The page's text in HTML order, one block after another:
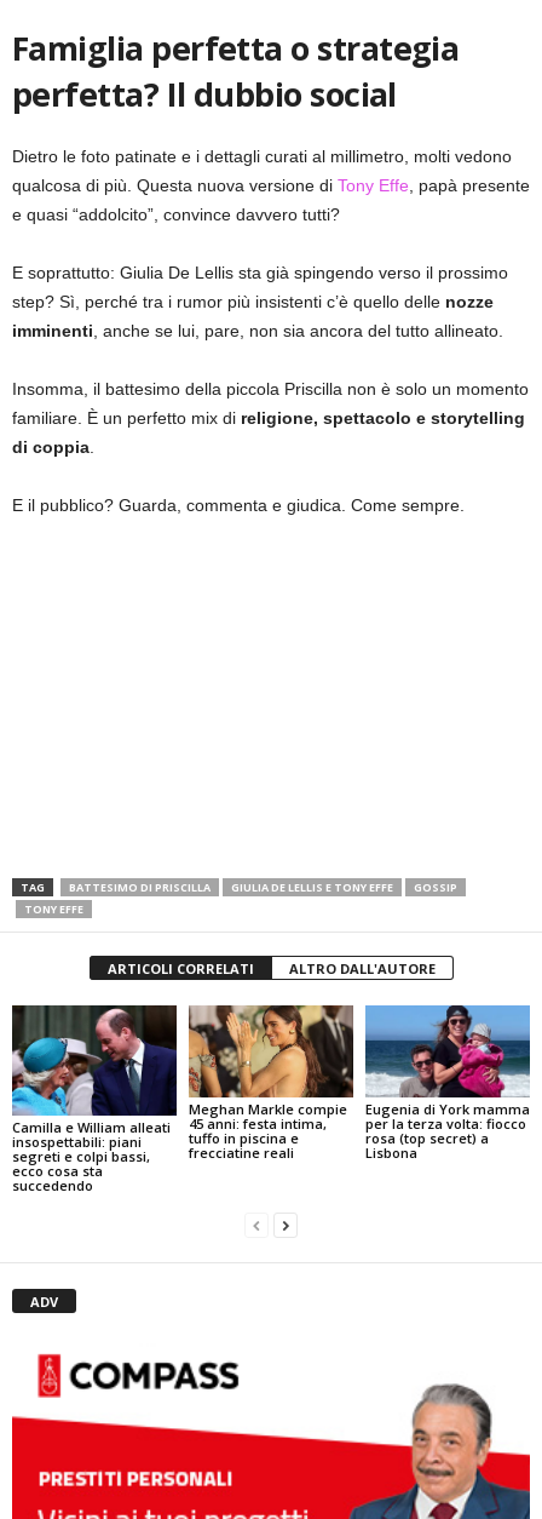
Famiglia perfetta o strategia
perfetta? Il dubbio social
Dietro le foto patinate e i dettagli curati al millimetro, molti vedono
qualcosa di più. Questa nuova versione di Tony Effe , papà presente
e quasi “addolcito”, convince davvero tutti?
E soprattutto: Giulia De Lellis sta già spingendo verso il prossimo
step? Sì, perché tra i rumor più insistenti c’è quello delle nozze
imminenti , anche se lui, pare, non sia ancora del tutto allineato.
Insomma, il battesimo della piccola Priscilla non è solo un momento
familiare. È un perfetto mix di religione, spettacolo e storytelling
di coppia
E il pubblico? Guarda, commenta e giudica. Come sempre.
TAG BATTESIMO DI PRISCILLA GIULIA DE LELLIS E TONY EFFE
GOSSIP
TONY EFFE
ARTICOLI CORRELATI ALTRO DALL'AUTORE
Camilla e William alleati
insospettabili: piani
segreti e colpi bassi,
ecco cosa sta
succedendo
Meghan Markle compie
45 anni: festa intima,
tuffo in piscina e
frecciatine reali
Eugenia di York mamma
per la terza volta: fiocco
rosa (top secret) a
Lisbona
ADV